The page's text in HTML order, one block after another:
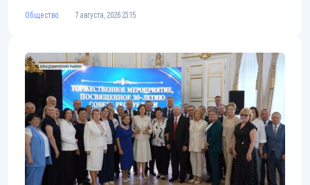
Общество 7 августа, 2026 23:15